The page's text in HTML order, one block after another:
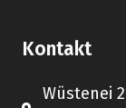
Kontakt
Wüstenei